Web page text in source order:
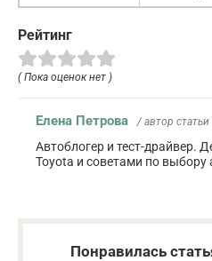
Рейтинг
( Пока оценок нет )
Елена Петрова / автор статьи
Автоблогер и тест-драйвер.
Toyota и советами по выбору
Понравилась